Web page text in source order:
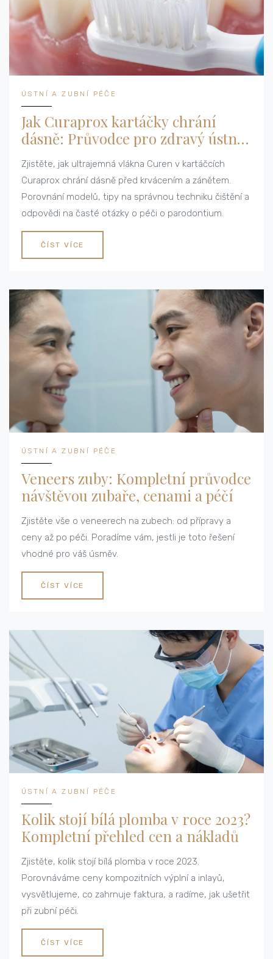
ÚSTNÍ A ZUBNÍ PÉČE
Jak Curaprox kartáčky chrání
dásně: Průvodce pro zdravý ústní
dutinu
Zjistěte, jak ultrajemná vlákna Curen v kartáčcích
Curaprox chrání dásně před krvácením a zánětem.
Porovnání modelů, tipy na správnou techniku čištění a
odpovědi na časté otázky o péči o parodontium.
ČÍST VÍCE
ÚSTNÍ A ZUBNÍ PÉČE
Veneers zuby: Kompletní průvodce
návštěvou zubaře, cenami a péčí
Zjistěte vše o veneerech na zubech: od přípravy a
ceny až po péči. Poradíme vám, jestli je toto řešení
vhodné pro váš úsměv.
ČÍST VÍCE
ÚSTNÍ A ZUBNÍ PÉČE
Kolik stojí bílá plomba v roce 2023?
Kompletní přehled cen a nákladů
Zjistěte, kolik stojí bílá plomba v roce 2023.
Porovnáváme ceny kompozitních výplní a inlayů,
vysvětlujeme, co zahrnuje faktura, a radíme, jak ušetřit
při zubní péči.
ČÍST VÍCE